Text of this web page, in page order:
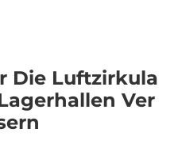
Die Luftzirkula
Ver